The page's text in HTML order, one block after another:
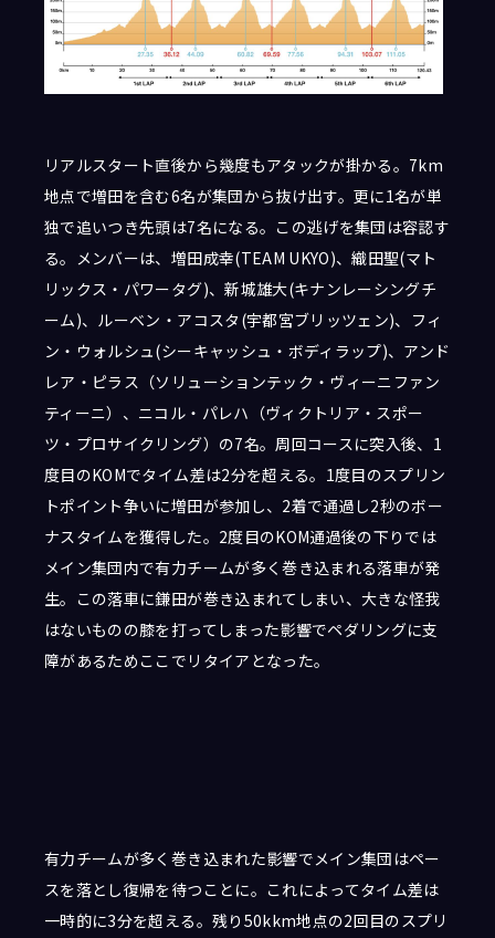
リアルスタート直後から幾度もアタックが掛かる。7km
地点で増田を含む6名が集団から抜け出す。更に1名が単
独で追いつき先頭は7名になる。この逃げを集団は容認す
る。メンバーは、増田成幸(TEAM UKYO)、織田聖(マト
リックス・パワータグ)、新城雄大(キナンレーシングチ
ーム)、ルーベン・アコスタ(宇都宮ブリッツェン)、フィ
ン・ウォルシュ(シーキャッシュ・ボディラップ)、アンド
レア・ピラス（ソリューションテック・ヴィーニファン
ティーニ）、ニコル・パレハ（ヴィクトリア・スポー
ツ・プロサイクリング）の7名。周回コースに突入後、1
度目のKOMでタイム差は2分を超える。1度目のスプリン
トポイント争いに増田が参加し、2着で通過し2秒のボー
ナスタイムを獲得した。2度目のKOM通過後の下りでは
メイン集団内で有力チームが多く巻き込まれる落車が発
生。この落車に鎌田が巻き込まれてしまい、大きな怪我
はないものの膝を打ってしまった影響でペダリングに支
障があるためここでリタイアとなった。
有力チームが多く巻き込まれた影響でメイン集団はペー
スを落とし復帰を待つことに。これによってタイム差は
一時的に3分を超える。残り50kkm地点の2回目のスプリ